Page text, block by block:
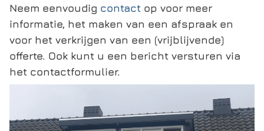
Neem eenvoudig contact op voor meer
informatie, het maken van een afspraak en
voor het verkrijgen van een (vrijblijvende)
offerte. Ook kunt u een bericht versturen via
het contactformulier.